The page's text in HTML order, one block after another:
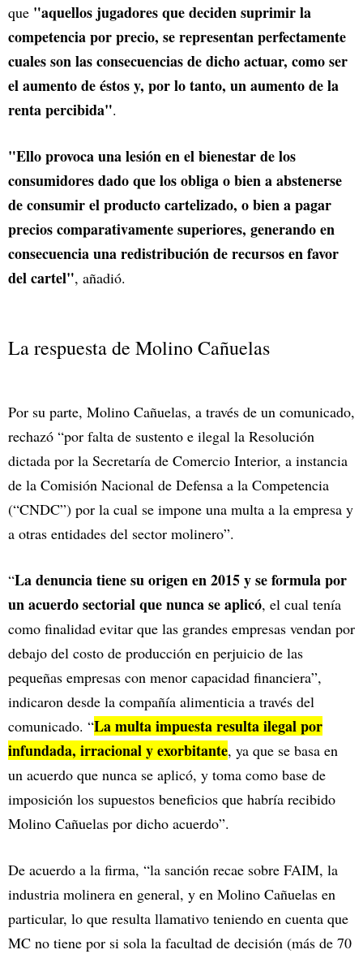
que "aquellos jugadores que deciden suprimir la
competencia por precio, se representan perfectamente
cuales son las consecuencias de dicho actuar, como ser
el aumento de éstos y, por lo tanto, un aumento de la
renta percibida".
"Ello provoca una lesión en el bienestar de los
consumidores dado que los obliga o bien a abstenerse
de consumir el producto cartelizado, o bien a pagar
precios comparativamente superiores, generando en
consecuencia una redistribución de recursos en favor
del cartel", añadió.
La respuesta de Molino Cañuelas
Por su parte, Molino Cañuelas, a través de un comunicado,
rechazó “por falta de sustento e ilegal la Resolución
dictada por la Secretaría de Comercio Interior, a instancia
de la Comisión Nacional de Defensa a la Competencia
(“CNDC”) por la cual se impone una multa a la empresa y
a otras entidades del sector molinero”.
“La denuncia tiene su origen en 2015 y se formula por
un acuerdo sectorial que nunca se aplicó, el cual tenía
como finalidad evitar que las grandes empresas vendan por
debajo del costo de producción en perjuicio de las
pequeñas empresas con menor capacidad financiera”,
indicaron desde la compañía alimenticia a través del
comunicado. “La multa impuesta resulta ilegal por
infundada, irracional y exorbitante, ya que se basa en
un acuerdo que nunca se aplicó, y toma como base de
imposición los supuestos beneficios que habría recibido
Molino Cañuelas por dicho acuerdo”.
De acuerdo a la firma, “la sanción recae sobre FAIM, la
industria molinera en general, y en Molino Cañuelas en
particular, lo que resulta llamativo teniendo en cuenta que
MC no tiene por si sola la facultad de decisión (más de 70